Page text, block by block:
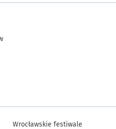
Wrocławskie festiwale